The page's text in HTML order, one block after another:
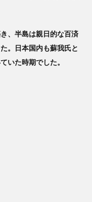
、半島は親日的な百済
。日本国内も蘇我氏と
いた時期でした。